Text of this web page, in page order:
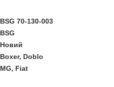
BSG 70-130-003
BSG
Новий
Boxer, Doblo
MG, Fiat